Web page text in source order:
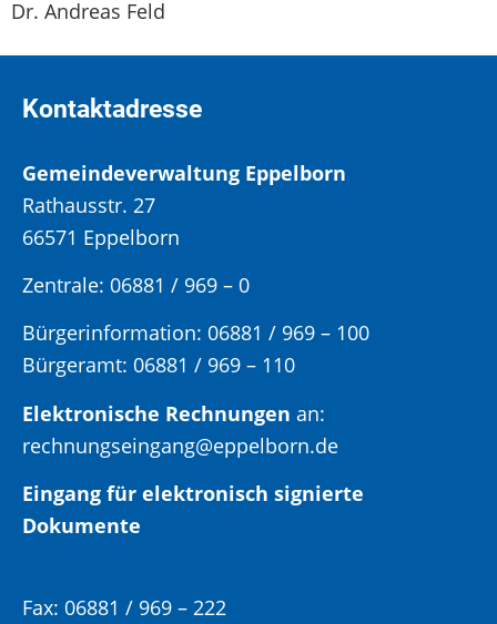
Dr. Andreas Feld
Kontaktadresse
Gemeindeverwaltung Eppelborn
Rathausstr. 27
66571 Eppelborn
Zentrale: 06881 / 969 – 0
Bürgerinformation: 06881 / 969 – 100
Bürgeramt: 06881 / 969 – 110
Elektronische Rechnungen an:
rechnungseingang@eppelborn.de
Eingang für elektronisch signierte
Dokumente
Fax: 06881 / 969 – 222